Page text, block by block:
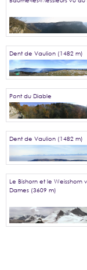
Dent de Vaulion (1482 m)
Pont du Diable
Dent de Vaulion (1482 m)
Le Bishorn et le
Dames (3609 m)